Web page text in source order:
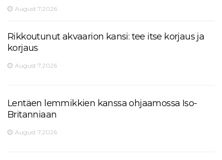
August 7,2026
Rikkoutunut akvaarion kansi: tee itse korjaus ja
korjaus
August 7,2026
Lentäen lemmikkien kanssa ohjaamossa Iso-
Britanniaan
August 7,2026